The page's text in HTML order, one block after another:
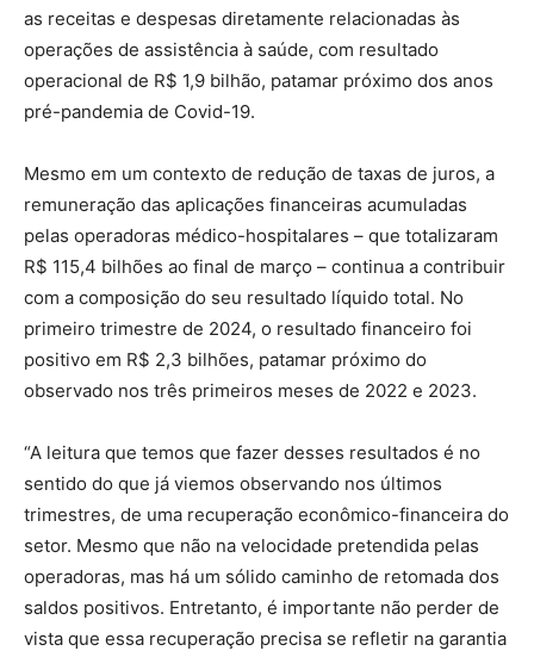
as receitas e despesas diretamente relacionadas às
operações de assistência à saúde, com resultado
operacional de R$ 1,9 bilhão, patamar próximo dos anos
pré-pandemia de Covid-19.
Mesmo em um contexto de redução de taxas de juros, a
remuneração das aplicações financeiras acumuladas
pelas operadoras médico-hospitalares – que totalizaram
R$ 115,4 bilhões ao final de março – continua a contribuir
com a composição do seu resultado líquido total. No
primeiro trimestre de 2024, o resultado financeiro foi
positivo em R$ 2,3 bilhões, patamar próximo do
observado nos três primeiros meses de 2022 e 2023.
“A leitura que temos que fazer desses resultados é no
sentido do que já viemos observando nos últimos
trimestres, de uma recuperação econômico-financeira do
setor. Mesmo que não na velocidade pretendida pelas
operadoras, mas há um sólido caminho de retomada dos
saldos positivos. Entretanto, é importante não perder de
vista que essa recuperação precisa se refletir na garantia